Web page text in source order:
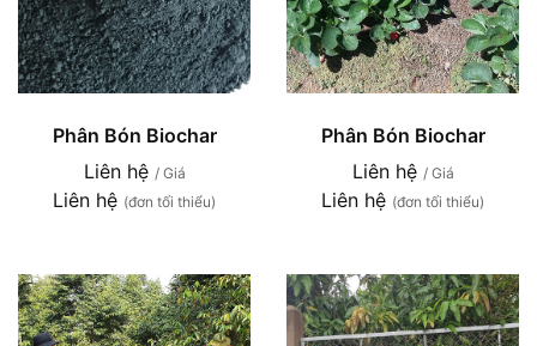
Phân Bón Biochar
Liên hệ / Giá
Liên hệ (đơn tối thiểu)
Phân Bón Biochar
Liên hệ / Giá
Liên hệ (đơn tối thiểu)